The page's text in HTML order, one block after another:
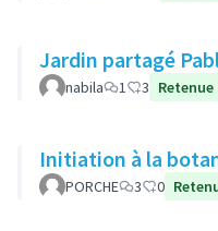
Jardin
nabila 1 3 Retenue
Initiation à la
PORCHE 3 0